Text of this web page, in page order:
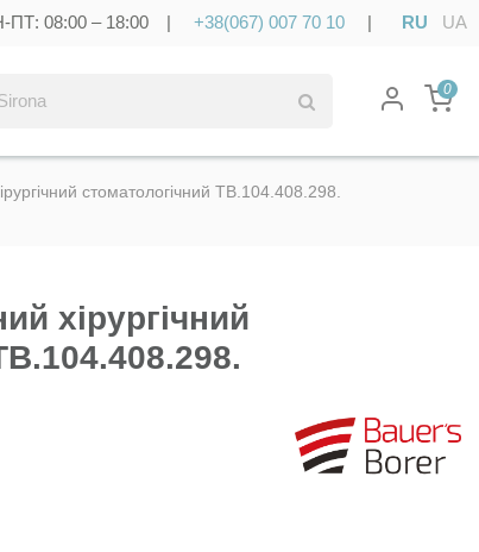
ПТ: 08:00 – 18:00 | +38(067) 007 70 10 | RU UA
0
стоматологічний TB.104.408.298.
хірургічний